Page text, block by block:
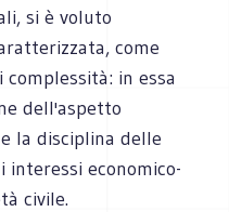
si è voluto
come
in essa
dell'aspetto
la disciplina delle
economico-
civile.